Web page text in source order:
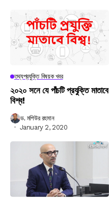
তথ্যপ্রযুক্তি বিষয়ক খবর
২০২০ সনে যে পাঁচটি প্রযুক্তি মাতাবে
বিশ্ব!
ড. মশিউর রহমান
January 2, 2020